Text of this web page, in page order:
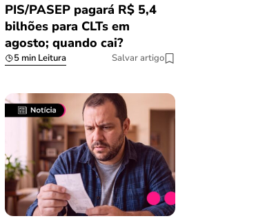
PIS/PASEP pagará R$ 5,4
bilhões para CLTs em
agosto; quando cai?
5 min Leitura Salvar artigo